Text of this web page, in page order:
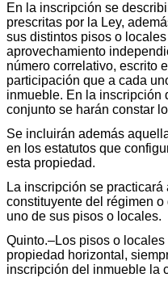
En la inscripción se
prescritas por la Ley,
sus distintos pisos o
aprovechamiento
número correlativo, escrito
participación que a cada
inmueble. En la inscripción
conjunto se harán constar
Se incluirán además
en los estatutos que
esta propiedad.
La inscripción se
constituyente del régimen
uno de sus pisos o locales.
Quinto.–Los pisos o
propiedad horizontal,
inscripción del inmueble la